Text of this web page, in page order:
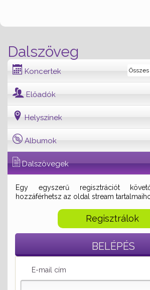
Dalszöveg
Koncertek Összes
Előadók
Helyszínek
Albumok
Dalszövegek
Egy egyszerű regisztrációt
hozzáférhetsz az oldal stream
Regisztrálok
BELÉPÉS
E-mail cím